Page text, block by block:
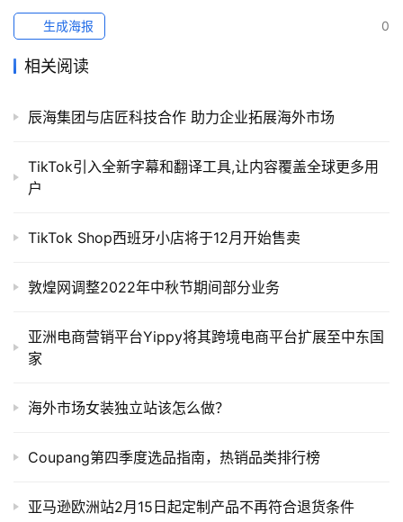
营
销
境
导
0
生成海报
相关阅读
辰海集团与店匠科技合作 助力企业拓展海外市场
TikTok引入全新字幕和翻译工具,让内容覆盖全球更多用
户
TikTok Shop西班牙小店将于12月开始售卖
敦煌网调整2022年中秋节期间部分业务
亚洲电商营销平台Yippy将其跨境电商平台扩展至中东国
家
海外市场女装独立站该怎么做？
Coupang第四季度选品指南，热销品类排行榜
亚马逊欧洲站2月15日起定制产品不再符合退货条件